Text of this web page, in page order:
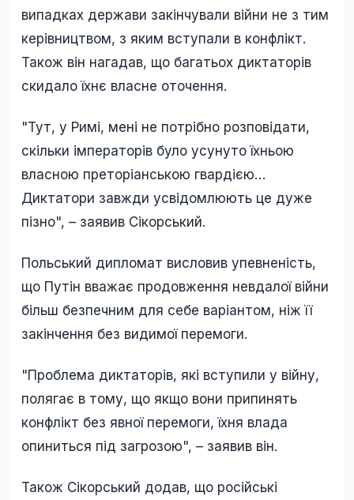
випадках держави закінчували війни не з тим
керівництвом, з яким вступали в конфлікт.
Також він нагадав, що багатьох диктаторів
скидало їхнє власне оточення.
"Тут, у Римі, мені не потрібно розповідати,
скільки імператорів було усунуто їхньою
власною преторіанською гвардією…
Диктатори завжди усвідомлюють це дуже
пізно", – заявив Сікорський.
Польський дипломат висловив упевненість,
що Путін вважає продовження невдалої війни
більш безпечним для себе варіантом, ніж її
закінчення без видимої перемоги.
"Проблема диктаторів, які вступили у війну,
полягає в тому, що якщо вони припинять
конфлікт без явної перемоги, їхня влада
опиниться під загрозою", – заявив він.
Також Сікорський додав, що російські